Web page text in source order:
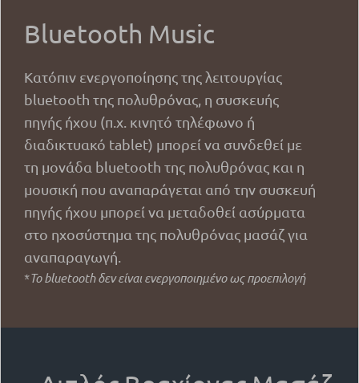
Bluetooth Music
Κατόπιν ενεργοποίησης της λειτουργίας
bluetooth της πολυθρόνας, η συσκευής
πηγής ήχου (π.χ. κινητό τηλέφωνο ή
διαδικτυακό tablet) μπορεί να συνδεθεί με
τη μονάδα bluetooth της πολυθρόνας και η
μουσική που αναπαράγεται από την συσκευή
πηγής ήχου μπορεί να μεταδοθεί ασύρματα
στο ηχοσύστημα της πολυθρόνας μασάζ για
αναπαραγωγή.
*Το bluetooth δεν είναι ενεργοποιημένο ως προεπιλογή